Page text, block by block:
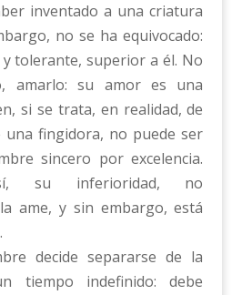
inventado a una criatura
no se ha equivocado:
tolerante, superior a él. No
amarlo: su amor es una
si se trata, en realidad, de
una fingidora, no puede ser
sincero por excelencia.
su inferioridad, no
ame, y sin embargo, está
decide separarse de la
tiempo indefinido: debe